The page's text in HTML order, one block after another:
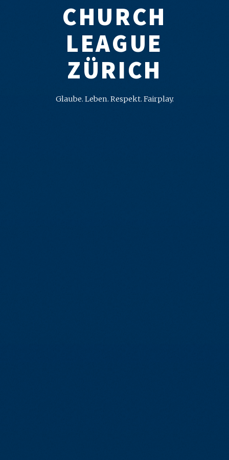
CHURCH
LEAGUE
ZÜRICH
Glaube. Leben. Respekt. Fairplay.